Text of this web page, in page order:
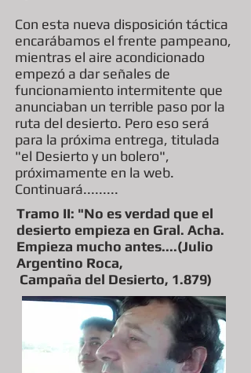
Con esta nueva disposición táctica
encarábamos el frente pampeano,
mientras el aire acondicionado
empezó a dar señales de
funcionamiento intermitente que
anunciaban un terrible paso por la
ruta del desierto. Pero eso será
para la próxima entrega, titulada
"el Desierto y un bolero",
próximamente en la web.
Continuará.........
Tramo II: "No es verdad que el
desierto empieza en Gral. Acha.
Empieza mucho antes....(Julio
Argentino Roca,
Campaña del Desierto, 1.879)